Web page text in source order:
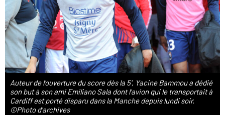
Auteur de l'ouverture du score dès la 5', Yacine Bammou a dédié
son but à son ami Emiliano Sala dont l'avion qui le transportait à
Cardiff est porté disparu dans la Manche depuis lundi soir.
©Photo d'archives